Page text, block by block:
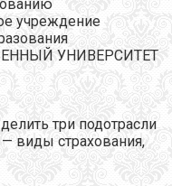
учреждение
УНИВЕРСИТЕТ
три подотрасли
виды страхования,